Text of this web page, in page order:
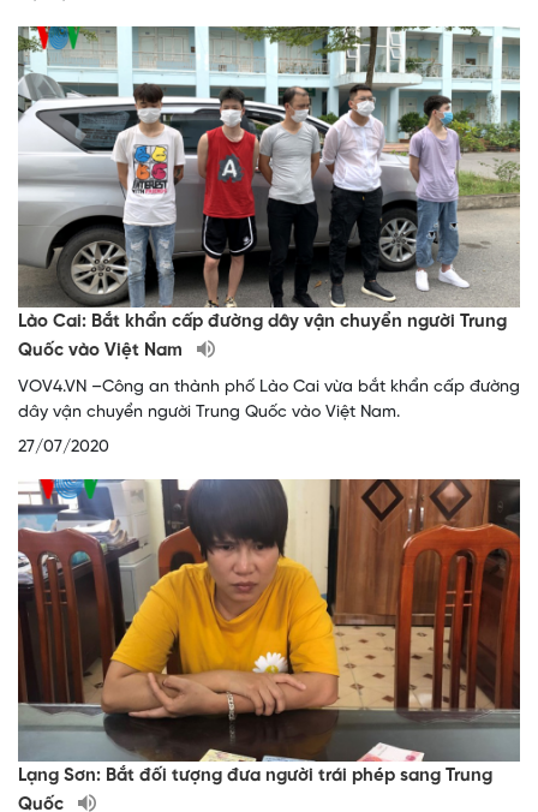
Lào Cai: Bắt khẩn cấp đường dây vận chuyển người Trung
Quốc vào Việt Nam
VOV4.VN –Công an thành phố Lào Cai vừa bắt khẩn cấp đường
dây vận chuyển người Trung Quốc vào Việt Nam.
27/07/2020
Lạng Sơn: Bắt đối tượng đưa người trái phép sang Trung
Quốc